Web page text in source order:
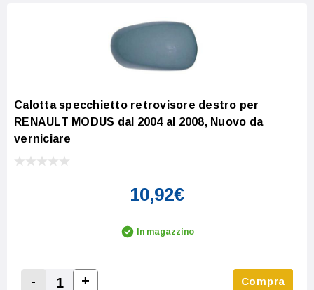
Calotta specchietto retrovisore destro per
RENAULT MODUS dal 2004 al 2008, Nuovo da
verniciare
10,92€
In magazzino
- + Compra